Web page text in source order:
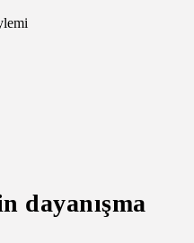
dayanışma